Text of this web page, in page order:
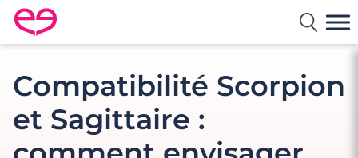
Rencontre en France avec Meetic
Compatibilité Scorpion
et Sagittaire :